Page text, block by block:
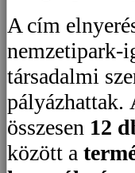
A cím
nemzetipark-
társadalmi
pályázhattak.
összesen 12
között a